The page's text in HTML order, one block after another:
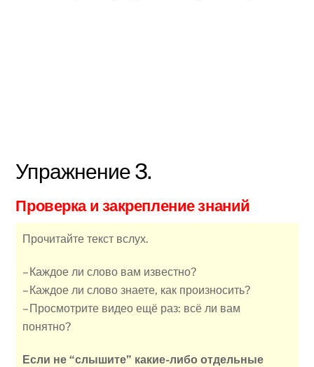
Упражнение 3.
Проверка и закрепление знаний
Прочитайте текст вслух.
– Каждое ли слово вам известно?
– Каждое ли слово знаете, как произносить?
– Просмотрите видео ещё раз: всё ли вам
понятно?
Если не “слышите” какие-либо отдельные